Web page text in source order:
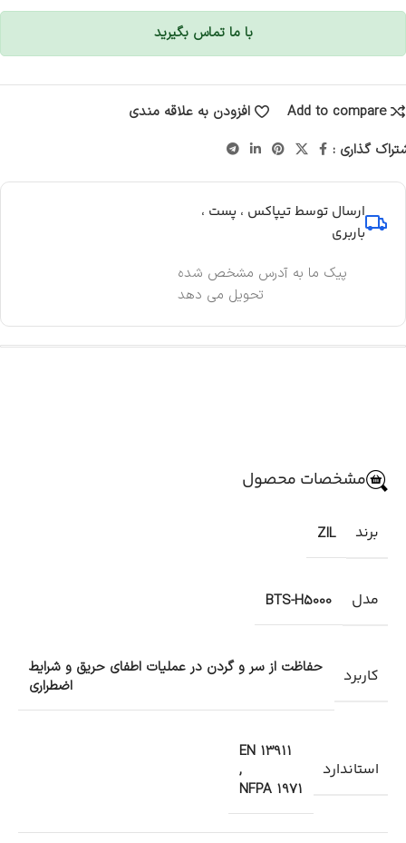
با ما تماس بگیرید
Add to compare
افزودن به علاقه مندی
گذاری :
ارسال توسط تیپاکس ، پست ،
باربری
پیک ما به آدرس مشخص شده
تحویل می دهد
مشخصات محصول
برند ZIL
مدل BTS-H5000
کاربرد
حفاظت از سر و گردن در عملیات اطفای حریق و شرایط
اضطراری
استاندارد
EN 13911
,
NFPA 1971